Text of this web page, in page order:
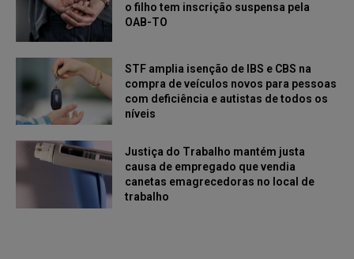
o filho tem inscrição suspensa pela
OAB-TO
STF amplia isenção de IBS e CBS na
compra de veículos novos para pessoas
com deficiência e autistas de todos os
níveis
Justiça do Trabalho mantém justa
causa de empregado que vendia
canetas emagrecedoras no local de
trabalho